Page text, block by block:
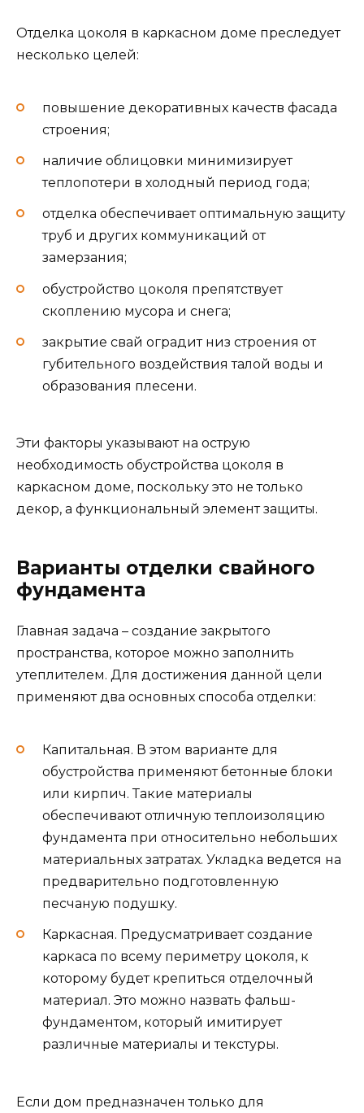
Отделка цоколя в каркасном доме преследует
несколько целей:
повышение декоративных качеств фасада
строения;
наличие облицовки минимизирует
теплопотери в холодный период года;
отделка обеспечивает оптимальную защиту
труб и других коммуникаций от
замерзания;
обустройство цоколя препятствует
скоплению мусора и снега;
закрытие свай оградит низ строения от
губительного воздействия талой воды и
образования плесени.
Эти факторы указывают на острую
необходимость обустройства цоколя в
каркасном доме, поскольку это не только
декор, а функциональный элемент защиты.
Варианты отделки свайного
фундамента
Главная задача – создание закрытого
пространства, которое можно заполнить
утеплителем. Для достижения данной цели
применяют два основных способа отделки:
Капитальная. В этом варианте для
обустройства применяют бетонные блоки
или кирпич. Такие материалы
обеспечивают отличную теплоизоляцию
фундамента при относительно небольших
материальных затратах. Укладка ведется на
предварительно подготовленную
песчаную подушку.
Каркасная. Предусматривает создание
каркаса по всему периметру цоколя, к
которому будет крепиться отделочный
материал. Это можно назвать фальш-
фундаментом, который имитирует
различные материалы и текстуры.
Если дом предназначен только для